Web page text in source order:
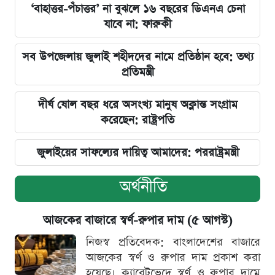
‘বাহাত্তর-পঁচাত্তর’ না বুঝলে ১৬ বছরের ডিএনএ চেনা
যাবে না: ফারুকী
সব উপজেলায় জুলাই শহীদদের নামে প্রতিষ্ঠান হবে: তথ্য
প্রতিমন্ত্রী
দীর্ঘ ষোল বছর ধরে অসংখ্য মানুষ অক্লান্ত সংগ্রাম
করেছেন: রাষ্ট্রপতি
জুলাইয়ের সাফল্যের দায়িত্ব আমাদের: পররাষ্ট্রমন্ত্রী
অর্থনীতি
আজকের বাজারে স্বর্ণ-রুপার দাম (৫ আগস্ট)
নিজস্ব প্রতিবেদক: বাংলাদেশের বাজারে
আজকের স্বর্ণ ও রুপার দাম প্রকাশ করা